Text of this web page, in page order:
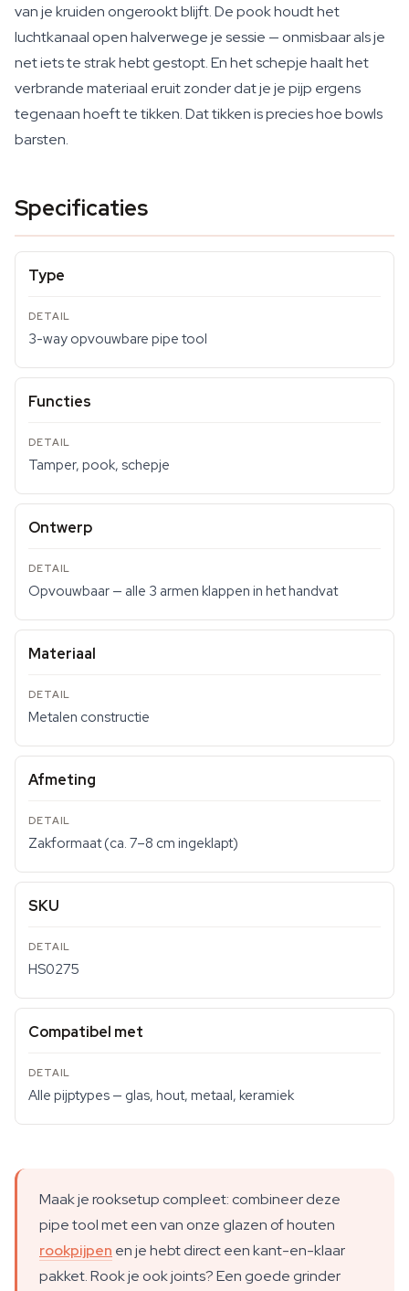
van je kruiden ongerookt blijft. De pook houdt het
luchtkanaal open halverwege je sessie — onmisbaar als je
net iets te strak hebt gestopt. En het schepje haalt het
verbrande materiaal eruit zonder dat je je pijp ergens
tegenaan hoeft te tikken. Dat tikken is precies hoe bowls
barsten.
Specificaties
Type
3-way opvouwbare pipe tool
Functies
Tamper, pook, schepje
Ontwerp
Opvouwbaar — alle 3 armen klappen in het handvat
Materiaal
Metalen constructie
Afmeting
Zakformaat (ca. 7–8 cm ingeklapt)
SKU
HS0275
Compatibel met
Alle pijptypes — glas, hout, metaal, keramiek
Maak je rooksetup compleet: combineer deze
pipe tool met een van onze glazen of houten
rookpijpen en je hebt direct een kant-en-klaar
pakket. Rook je ook joints? Een goede grinder